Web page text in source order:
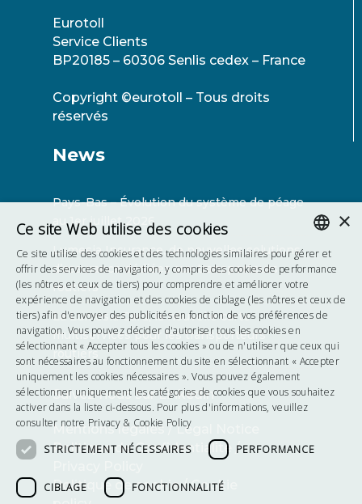
Eurotoll
Service Clients
BP20185 – 60306 Senlis cedex – France
Copyright ©eurotoll – Tous droits
réservés
News
Pays-Bas – Évolution du système de péage
au 1er juillet 2026
Lumesia Insurance, de nouvelles solutions
d’assurance dédiées aux transporteurs
routiers
La Lumesia Card, la nouvelle carte
multiservices pour les transporteurs
routiers
Suivez-nous sur Linkedin
Mentions légales / Legal Notice
Politique de Confidentialité /
Politique de cookie / Cookie
ENGLISH
FRENCH
POLISH
HUNGARIAN
×
Ce site Web utilise des cookies
Ce site utilise des cookies et des technologies similaires pour gérer et
offrir des services de navigation, y compris des cookies de performance
(les nôtres et ceux de tiers) pour comprendre et améliorer votre
expérience de navigation et des cookies de ciblage (les nôtres et ceux de
tiers) afin d'envoyer des publicités en fonction de vos préférences de
navigation. Vous pouvez décider d'autoriser tous les cookies en
sélectionnant « Accepter tous les cookies » ou de n'utiliser que ceux qui
sont nécessaires au fonctionnement du site en sélectionnant « Accepter
uniquement les cookies nécessaires ». Vous pouvez également
sélectionner uniquement les catégories de cookies que vous souhaitez
activer dans la liste ci-dessous. Pour plus d'informations, veuillez
consulter notre Privacy & Cookie Policy
STRICTEMENT NÉCESSAIRES
PERFORMANCE
CIBLAGE FONCTIONNALITÉ